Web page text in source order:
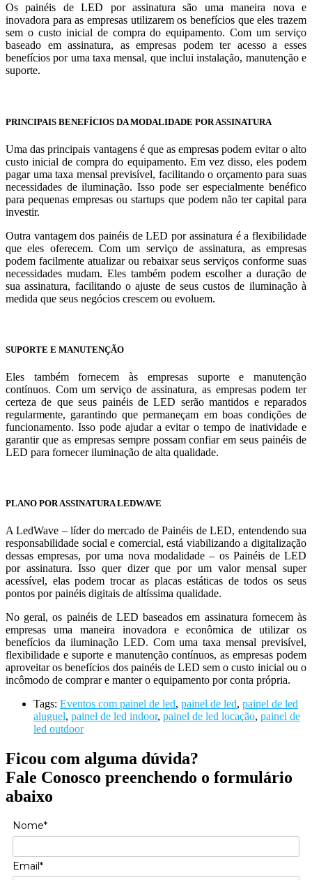
Os painéis de LED por assinatura são uma maneira nova e
inovadora para as empresas utilizarem os benefícios que eles trazem
sem o custo inicial de compra do equipamento. Com um serviço
baseado em assinatura, as empresas podem ter acesso a esses
benefícios por uma taxa mensal, que inclui instalação, manutenção e
suporte.
PRINCIPAIS BENEFÍCIOS DA MODALIDADE POR ASSINATURA
Uma das principais vantagens é que as empresas podem evitar o alto
custo inicial de compra do equipamento. Em vez disso, eles podem
pagar uma taxa mensal previsível, facilitando o orçamento para suas
necessidades de iluminação. Isso pode ser especialmente benéfico
para pequenas empresas ou startups que podem não ter capital para
investir.
Outra vantagem dos painéis de LED por assinatura é a flexibilidade
que eles oferecem. Com um serviço de assinatura, as empresas
podem facilmente atualizar ou rebaixar seus serviços conforme suas
necessidades mudam. Eles também podem escolher a duração de
sua assinatura, facilitando o ajuste de seus custos de iluminação à
medida que seus negócios crescem ou evoluem.
SUPORTE E MANUTENÇÃO
Eles também fornecem às empresas suporte e manutenção
contínuos. Com um serviço de assinatura, as empresas podem ter
certeza de que seus painéis de LED serão mantidos e reparados
regularmente, garantindo que permaneçam em boas condições de
funcionamento. Isso pode ajudar a evitar o tempo de inatividade e
garantir que as empresas sempre possam confiar em seus painéis de
LED para fornecer iluminação de alta qualidade.
PLANO POR ASSINATURA LEDWAVE
A LedWave – líder do mercado de Painéis de LED, entendendo sua
responsabilidade social e comercial, está viabilizando a digitalização
dessas empresas, por uma nova modalidade – os Painéis de LED
por assinatura. Isso quer dizer que por um valor mensal super
acessível, elas podem trocar as placas estáticas de todos os seus
pontos por painéis digitais de altíssima qualidade.
No geral, os painéis de LED baseados em assinatura fornecem às
empresas uma maneira inovadora e econômica de utilizar os
benefícios da iluminação LED. Com uma taxa mensal previsível,
flexibilidade e suporte e manutenção contínuos, as empresas podem
aproveitar os benefícios dos painéis de LED sem o custo inicial ou o
incômodo de comprar e manter o equipamento por conta própria.
Tags: Eventos com painel de led, painel de led, painel de led
aluguel, painel de led indoor, painel de led locação, painel de
led outdoor
Ficou com alguma dúvida?
Fale Conosco preenchendo o formulário
abaixo
Nome*
Email*